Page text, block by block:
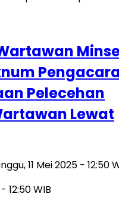
Pelecehan
Lewat
11 Mei 2025 - 12:50
12:50 WIB